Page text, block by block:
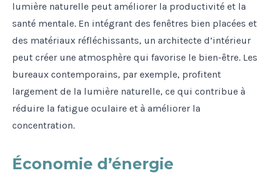
lumière naturelle peut améliorer la productivité et la
santé mentale. En intégrant des fenêtres bien placées et
des matériaux réfléchissants, un architecte d’intérieur
peut créer une atmosphère qui favorise le bien-être. Les
bureaux contemporains, par exemple, profitent
largement de la lumière naturelle, ce qui contribue à
réduire la fatigue oculaire et à améliorer la
concentration.
Économie d’énergie